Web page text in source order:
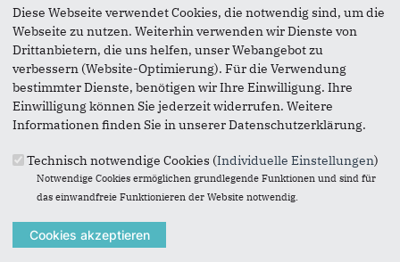
Stv. Vorsitzender
Elias Schmitz
Diese Webseite verwendet Cookies, die notwendig sind, um die
Webseite zu nutzen. Weiterhin verwenden wir Dienste von
Drittanbietern, die uns helfen, unser Webangebot zu
verbessern (Website-Optimierung). Für die Verwendung
bestimmter Dienste, benötigen wir Ihre Einwilligung. Ihre
Einwilligung können Sie jederzeit widerrufen. Weitere
Informationen finden Sie in unserer Datenschutzerklärung.
Technisch notwendige Cookies (Individuelle Einstellungen)
Notwendige Cookies ermöglichen grundlegende Funktionen und sind für
das einwandfreie Funktionieren der Website notwendig.